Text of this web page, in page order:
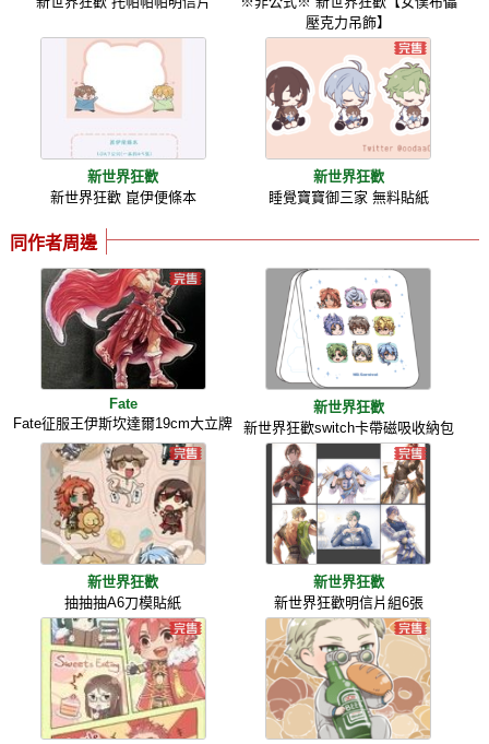
壓克力吊飾】
新世界狂歡
新世界狂歡 崑伊便條本
新世界狂歡
睡覺寶寶御三家 無料貼紙
同作者周邊
Fate
Fate征服王伊斯坎達爾19cm大立牌
新世界狂歡
新世界狂歡switch卡帶磁吸收納包
新世界狂歡
抽抽抽A6刀模貼紙
新世界狂歡
新世界狂歡明信片組6張